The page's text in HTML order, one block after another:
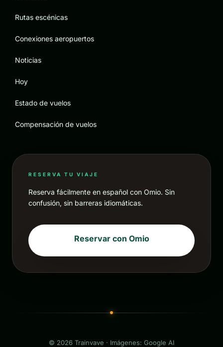
Rutas escénicas
Conexiones aeropuertos
Noticias
Hoy
Estado de vuelos
Compensación de vuelos
RESERVA TU VIAJE
Reserva fácilmente en español con Omio. Sin
confusión, sin barreras idiomáticas.
Reservar con Omio
© 2026 Trainvave · Imágenes: Google AI